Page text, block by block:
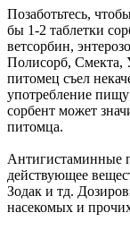
Позаботьтесь,
бы 1-2 таблетки
ветсорбин,
Полисорб, Смекта,
питомец съел
употребление
сорбент может
питомца.
Антигистаминные
действующее
Зодак и тд.
насекомых и